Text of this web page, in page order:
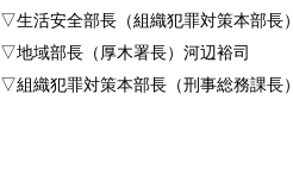
▽生活安全部長（組織犯罪対策本部長
▽地域部長（厚木署長）河辺裕司
▽組織犯罪対策本部長（刑事総務課長